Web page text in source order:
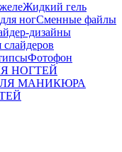
Жидкий гель
ногСменные файлы
дизайны
Фотофон
НОГТЕЙ
МАНИКЮРА